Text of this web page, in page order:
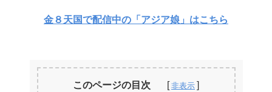
金８天国で配信中の「アジア娘」はこちら
このページの目次